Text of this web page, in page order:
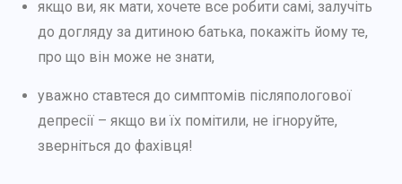
якщо ви, як мати, хочете все робити самі, залучіть
до догляду за дитиною батька, покажіть йому те,
про що він може не знати,
уважно ставтеся до симптомів післяпологової
депресії – якщо ви їх помітили, не ігноруйте,
зверніться до фахівця!